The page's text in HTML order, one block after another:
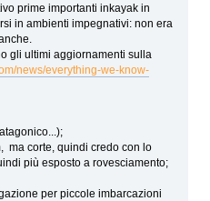
prime importanti inkayak in
in ambienti impegnativi: non era
gli ultimi aggiornamenti sulla
news/everything-we-know-
ma corte, quindi credo con lo
più esposto a rovesciamento;
per piccole imbarcazioni